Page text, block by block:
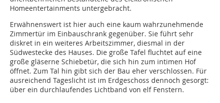
Homeentertainments untergebracht.
Erwähnenswert ist hier auch eine kaum wahrzunehmende
Zimmertür im Einbauschrank gegenüber. Sie führt sehr
diskret in ein weiteres Arbeitszimmer, diesmal in der
Südwestecke des Hauses. Die große Tafel fluchtet auf eine
große gläserne Schiebetür, die sich hin zum intimen Hof
öffnet. Zum Tal hin gibt sich der Bau eher verschlossen. Für
ausreichend Tageslicht ist im Erdgeschoss dennoch gesorgt:
über ein durchlaufendes Lichtband von elf Fenstern.